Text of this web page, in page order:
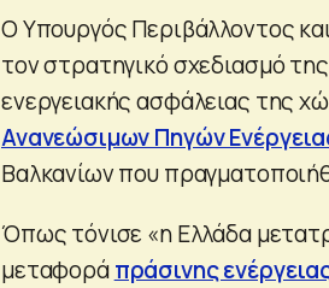
Ο Υπουργός Περιβάλλοντος
τον στρατηγικό σχεδιασμό
ενεργειακής ασφάλειας της
Ανανεώσιμων Πηγών
Βαλκανίων που
Όπως τόνισε «η Ελλάδα
μεταφοράπράσινης